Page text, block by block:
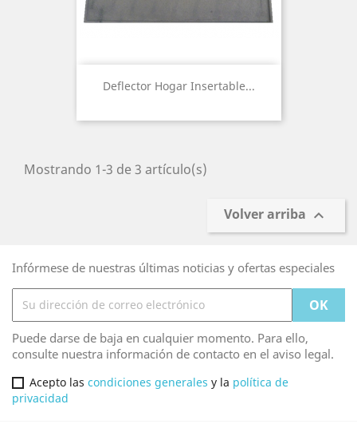
Deflector Hogar Insertable...
Mostrando 1-3 de 3 artículo(s)
Volver arriba 
Infórmese de nuestras últimas noticias y ofertas especiales
Puede darse de baja en cualquier momento. Para ello,
consulte nuestra información de contacto en el aviso legal.
Acepto las condiciones generales y la política de
privacidad